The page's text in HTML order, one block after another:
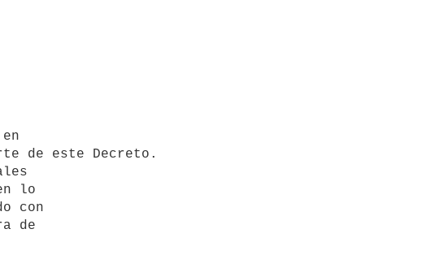
de este Decreto.
lo
con
de